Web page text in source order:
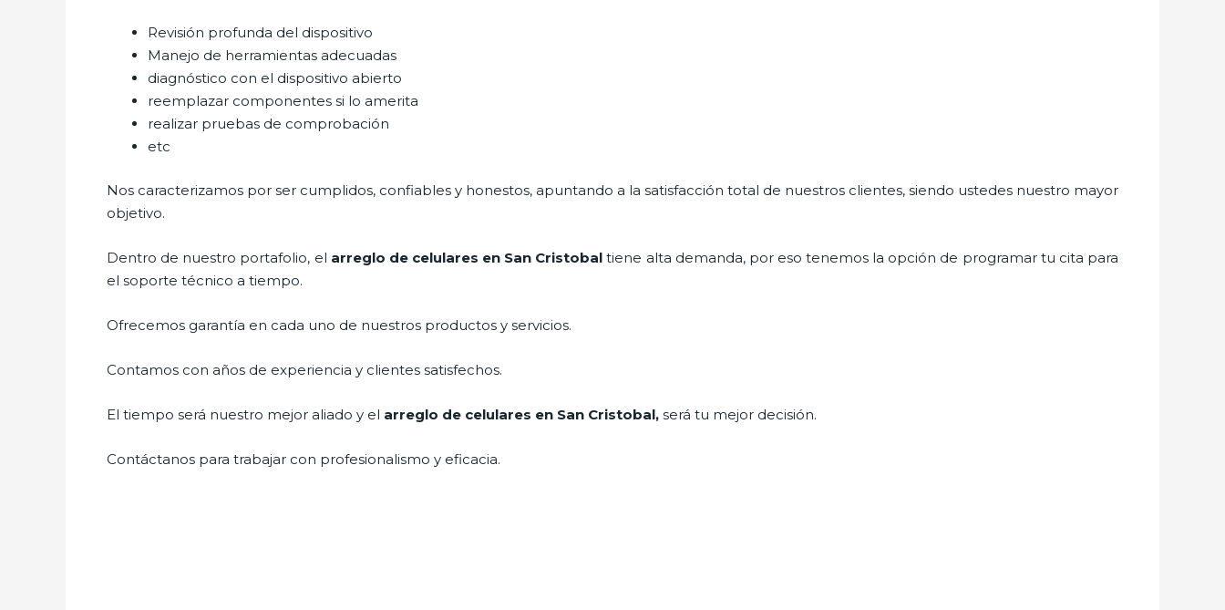
Revisión profunda del dispositivo
Manejo de herramientas adecuadas
diagnóstico con el dispositivo abierto
reemplazar componentes si lo amerita
realizar pruebas de comprobación
etc
Nos caracterizamos por ser cumplidos, confiables y honestos, apuntando a la satisfacción total de nuestros clientes, siendo ustedes nuestro mayor
objetivo.
Dentro de nuestro portafolio, el arreglo de celulares en San Cristobal tiene alta demanda, por eso tenemos la opción de programar tu cita para
el soporte técnico a tiempo.
Ofrecemos garantía en cada uno de nuestros productos y servicios.
Contamos con años de experiencia y clientes satisfechos.
El tiempo será nuestro mejor aliado y el arreglo de celulares en San Cristobal, será tu mejor decisión.
Contáctanos para trabajar con profesionalismo y eficacia.